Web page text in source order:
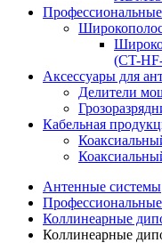
(CT-
Аксессуары для
Делители
Кабельная
Антенные системы
Коллинеарные
Коллинеарные